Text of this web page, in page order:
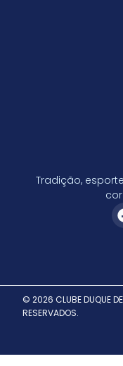
Tradição,
© 2026 CLUBE DUQUE
RESERVADOS.